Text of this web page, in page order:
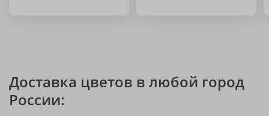
Доставка цветов в любой город
России: